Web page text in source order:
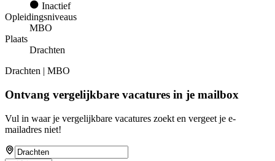
Inactief
Opleidingsniveaus
MBO
Plaats
Drachten
Drachten | MBO
Ontvang vergelijkbare vacatures in je mailbox
Vul in waar je vergelijkbare vacatures zoekt en vergeet je e-
mailadres niet!